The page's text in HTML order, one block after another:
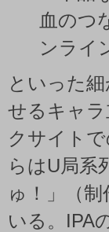
血のつ
ンライ
といった
せるキャ
クサイト
らはU局
ゅ！」（
いる。IPA